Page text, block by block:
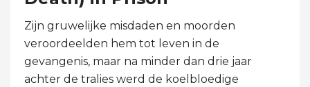
Zijn gruwelijke misdaden en moorden
veroordeelden hem tot leven in de
gevangenis, maar na minder dan drie jaar
achter de tralies werd de koelbloedige